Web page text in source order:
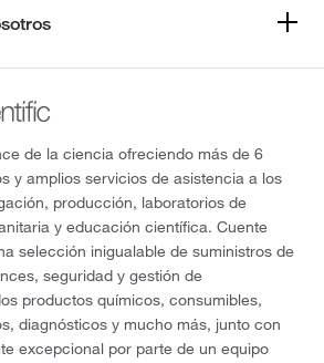
de la ciencia ofreciendo más de 6
y amplios servicios de asistencia a los
producción, laboratorios de
y educación científica. Cuente
selección inigualable de suministros de
seguridad y gestión de
productos químicos, consumibles,
diagnósticos y mucho más, junto con
excepcional por parte de un equipo